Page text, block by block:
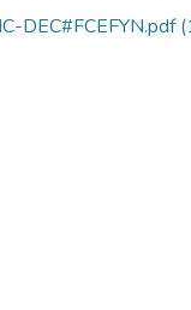
DEC#FCEFYN.pdf